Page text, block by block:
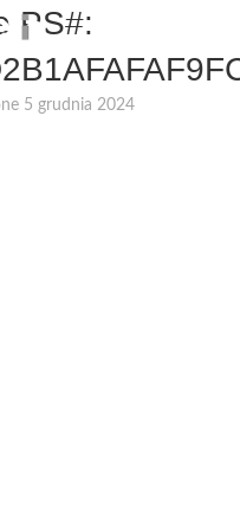
PS#:
5 grudnia 2024